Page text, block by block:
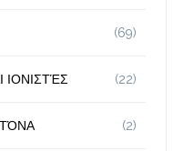
(69)
(22)
(2)